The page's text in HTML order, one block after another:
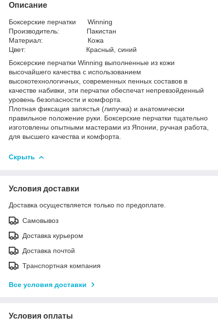
Описание
Боксерские перчатки Winning
Производитель: Пакистан
Материал: Кожа
Цвет: Красный, синий
Боксерские перчатки Winning выполненные из кожи
высочайшего качества с использованием
высокотехнологичных, современных пенных составов в
качестве набивки, эти перчатки обеспечат непревзойденный
уровень безопасности и комфорта.
Плотная фиксация запястья (липучка) и анатомически
правильное положение руки. Бoкcepcкиe пepчaтки тщaтeльнo
изгoтoвлeны oпытными мacтepaми из Япoнии, pyчнaя paбoтa,
для выcшeгo кaчecтвa и комфopтa.
Скрыть
Условия доставки
Доставка осуществляется только по предоплате.
Самовывоз
Доставка курьером
Доставка почтой
Транспортная компания
Все условия доставки
Условия оплаты